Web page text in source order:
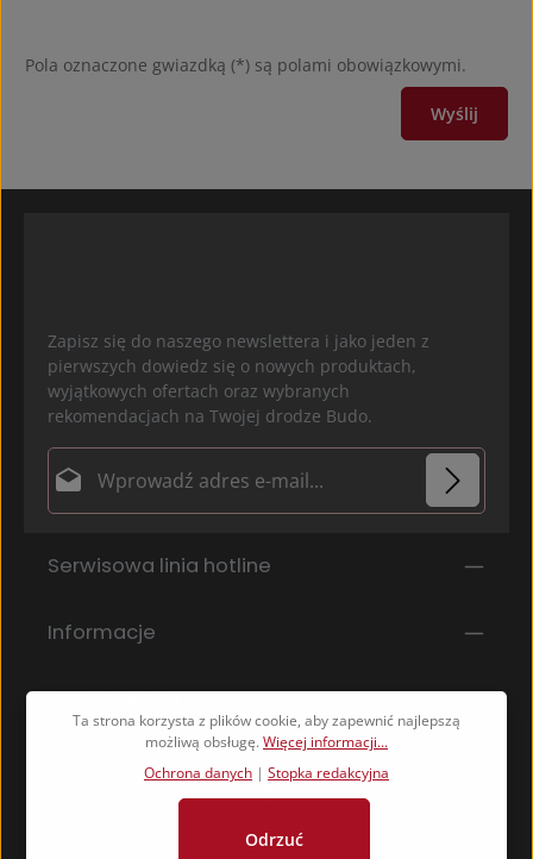
Pola oznaczone gwiazdką (*) są polami obowiązkowymi.
Wyślij
Zapisz się do naszego newslettera i jako jeden z
pierwszych dowiedz się o nowych produktach,
wyjątkowych ofertach oraz wybranych
rekomendacjach na Twojej drodze Budo.
Adres e-mail*
Wybierając kontynuuj potwierdzasz, że przeczytałeś
zaakceptowałeś nasze
Pola oznaczone gwiazdką (*) są polami obowiązkowymi.
Serwisowa linia hotline
Informacje
Serwis sklepu
Ta strona korzysta z plików cookie, aby zapewnić najlepszą
możliwą obsługę. Więcej informacji...
Ochrona danych | Stopka redakcyjna
Odrzuć